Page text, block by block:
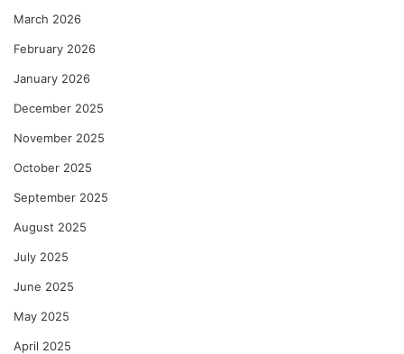
March 2026
February 2026
January 2026
December 2025
November 2025
October 2025
September 2025
August 2025
July 2025
June 2025
May 2025
April 2025